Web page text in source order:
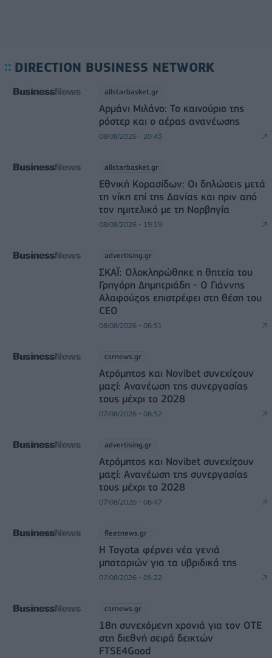
DIRECTION BUSINESS NETWORK
allstarbasket.gr
Αρμάνι Μιλάνο: Το καινούριο της
ρόστερ και ο αέρας ανανέωσης
08/08/2026 - 20:43
allstarbasket.gr
Εθνική Κορασίδων: Οι δηλώσεις μετά
τη νίκη επί της Δανίας και πριν από
τον ημιτελικό με τη Νορβηγία
08/08/2026 - 19:19
advertising.gr
ΣΚΑΪ: Ολοκληρώθηκε η θητεία του
Γρηγόρη Δημητριάδη - Ο Γιάννης
Αλαφούζος επιστρέφει στη θέση του
CEO
08/08/2026 - 06:51
csrnews.gr
Ατρόμητος και Novibet συνεχίζουν
μαζί: Ανανέωση της συνεργασίας
τους μέχρι το 2028
07/08/2026 - 08:52
advertising.gr
Ατρόμητος και Novibet συνεχίζουν
μαζί: Ανανέωση της συνεργασίας
τους μέχρι το 2028
07/08/2026 - 08:47
fleetnews.gr
Η Toyota φέρνει νέα γενιά
μπαταριών για τα υβριδικά της
07/08/2026 - 05:22
csrnews.gr
18η συνεχόμενη χρονιά για τον ΟΤΕ
στη διεθνή σειρά δεικτών
FTSE4Good